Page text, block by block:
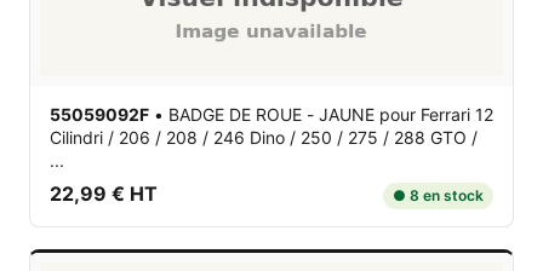
55059092F • BADGE DE ROUE - JAUNE pour Ferrari 12
Cilindri / 206 / 208 / 246 Dino / 250 / 275 / 288 GTO /
...
22,99 € HT ● 8 en stock